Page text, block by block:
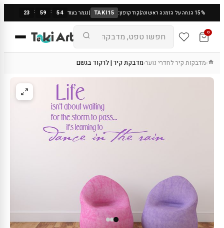
15% הנחה על הזמנה ראשונה |קוד קופון: TAKI15
|נגמר בעוד 23 : 59 : 53
0
›מדבקות קיר לחדרי נוער›מדבקת קיר | לרקוד בגשם